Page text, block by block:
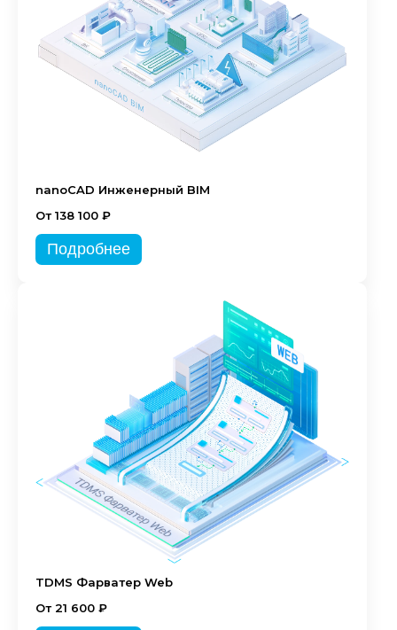
nanoCAD Инженерный BIM
От 138 100 ₽
Подробнее
TDMS Фарватер Web
От 21 600 ₽